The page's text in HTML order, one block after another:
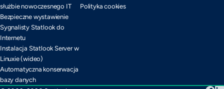
służbie nowoczesnego IT
Bezpieczne wystawienie
Sygnalisty Statlook do
Internetu
Instalacja Statlook Server w
Linuxie (wideo)
Automatyczna konserwacja
bazy danych
Polityka cookies